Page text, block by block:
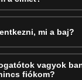
mi a baj?
vagyok
fiókom?